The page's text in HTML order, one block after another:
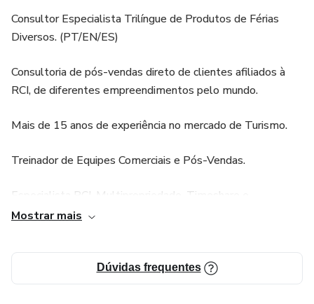
Consultor Especialista Trilíngue de Produtos de Férias
Diversos. (PT/EN/ES)
Consultoria de pós-vendas direto de clientes afiliados à
RCI, de diferentes empreendimentos pelo mundo.
Mais de 15 anos de experiência no mercado de Turismo.
Treinador de Equipes Comerciais e Pós-Vendas.
Especialista RCI, Multipropriedade, Timeshare e
Empreendimentos Afiliados.
Vasto conhecimento em destinos diversos, viagens
corporativas, férias, malha aérea, passeios, cruzeiros, etc.
Mostrar mais
Dúvidas frequentes